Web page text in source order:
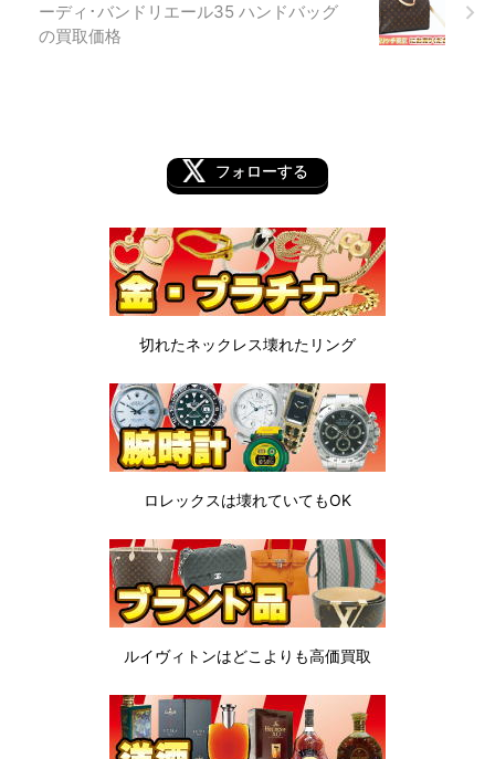
ーディ･バンドリエール35 ハンドバッグ
の買取価格
フォローする
切れたネックレス壊れたリング
ロレックスは壊れていてもOK
ルイヴィトンはどこよりも高価買取